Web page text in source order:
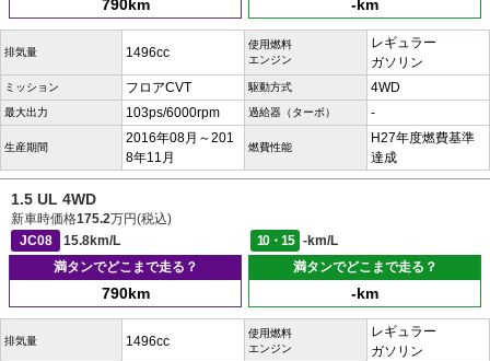
790km -km
排気量 1496cc
使用燃料
エンジン
レギュラー
ガソリン
ミッション フロアCVT 駆動方式 4WD
最大出力 103ps/6000rpm 過給器（ターボ） -
生産期間
2016年08月～201
8年11月
燃費性能
H27年度燃費基準
達成
1.5 UL 4WD
新車時価格175.2万円(税込)
JC08
15.8km/L 10・15
-km/L
満タンでどこまで走る？
790km
満タンでどこまで走る？
-km
排気量 1496cc
使用燃料
エンジン
レギュラー
ガソリン